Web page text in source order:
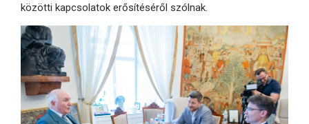
közötti kapcsolatok erősítéséről szólnak.